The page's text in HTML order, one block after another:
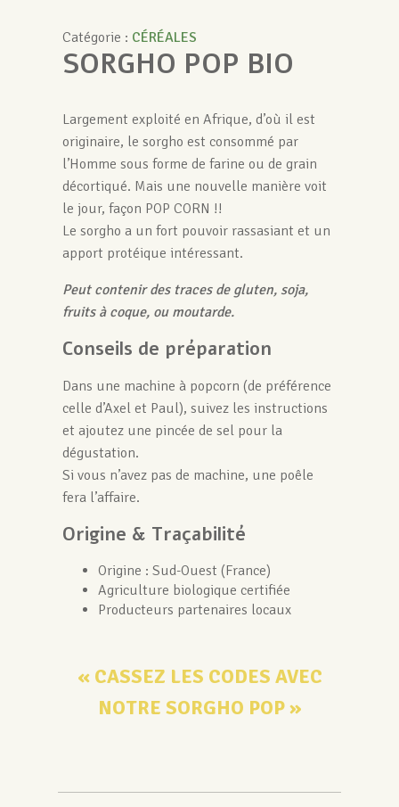
Catégorie : CÉRÉALES
SORGHO POP BIO
Largement exploité en Afrique, d’où il est
originaire, le sorgho est consommé par
l’Homme sous forme de farine ou de grain
décortiqué. Mais une nouvelle manière voit
le jour, façon POP CORN !!
Le sorgho a un fort pouvoir rassasiant et un
apport protéique intéressant.
Peut contenir des traces de gluten, soja,
fruits à coque, ou moutarde.
Conseils de préparation
Dans une machine à popcorn (de préférence
celle d’Axel et Paul), suivez les instructions
et ajoutez une pincée de sel pour la
dégustation.
Si vous n’avez pas de machine, une poêle
fera l’affaire.
Origine & Traçabilité
Origine : Sud-Ouest (France)
Agriculture biologique certifiée
Producteurs partenaires locaux
« CASSEZ LES CODES AVEC
NOTRE SORGHO POP »